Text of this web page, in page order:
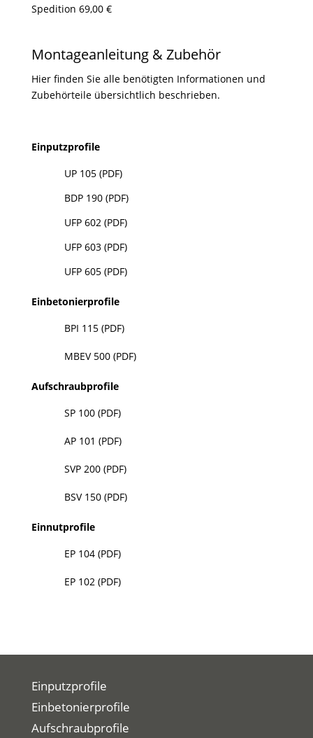
Spedition 69,00 €
Montageanleitung & Zubehör
Hier finden Sie alle benötigten Informationen und
Zubehörteile übersichtlich beschrieben.
Einputzprofile
UP 105 (PDF)
BDP 190 (PDF)
UFP 602 (PDF)
UFP 603 (PDF)
UFP 605 (PDF)
Einbetonierprofile
BPI 115 (PDF)
MBEV 500 (PDF)
Aufschraubprofile
SP 100 (PDF)
AP 101 (PDF)
SVP 200 (PDF)
BSV 150 (PDF)
Einnutprofile
EP 104 (PDF)
EP 102 (PDF)
Einputzprofile
Einbetonierprofile
Aufschraubprofile